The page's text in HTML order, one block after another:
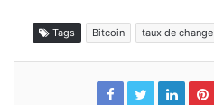
Tags Bitcoin taux de change